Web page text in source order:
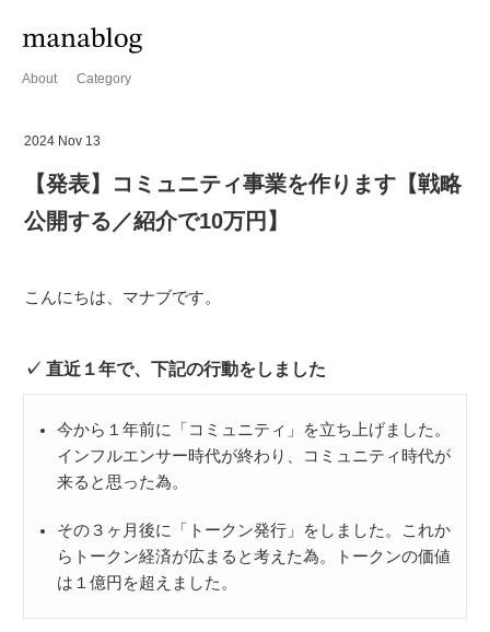
About Category
2024 Nov 13
【発表】コミュニティ事業を作ります【戦略
公開する／紹介で10万円】
こんにちは、マナブです。
直近１年で、下記の行動をしました
今から１年前に「コミュニティ」を立ち上げました。
インフルエンサー時代が終わり、コミュニティ時代が
来ると思った為。
その３ヶ月後に「トークン発行」をしました。これか
らトークン経済が広まると考えた為。トークンの価値
は１億円を超えました。